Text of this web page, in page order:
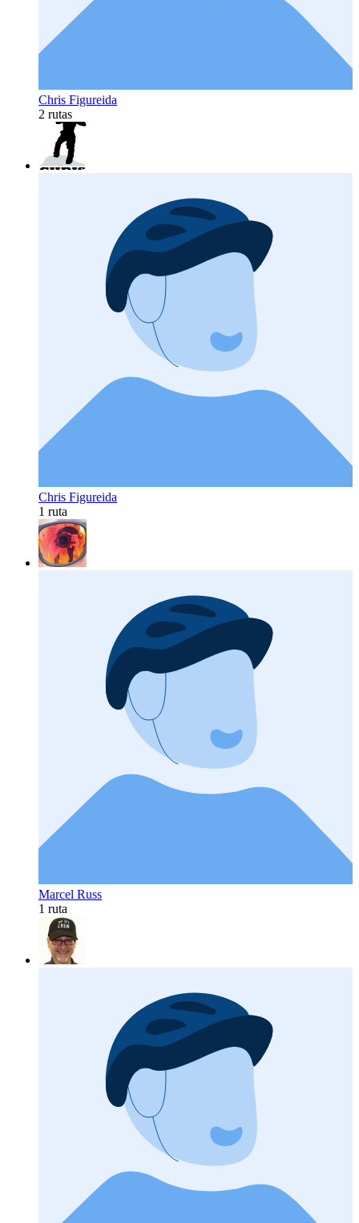
Chris Figureida
2 rutas
Chris Figureida
1 ruta
Marcel Russ
1 ruta